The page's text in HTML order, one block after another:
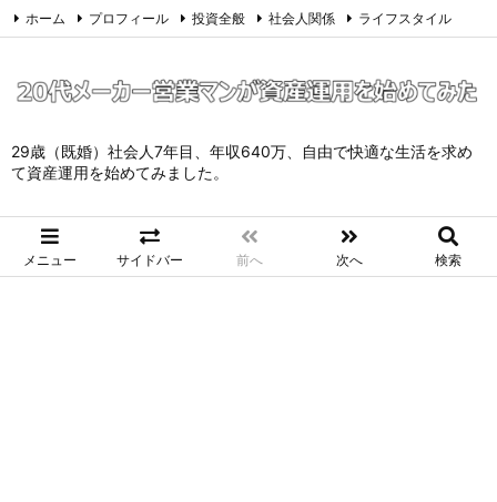
29歳（既婚）社会人7年目、年収640万、自由で快適な生活を求め
て資産運用を始めてみました。
メニュー サイドバー 前へ 次へ 検索
ホーム プロフィール 投資全般 社会人関係 ライフスタイル
Feedly